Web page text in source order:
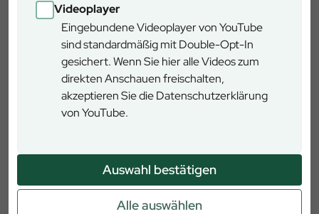
Videoplayer
Eingebundene Videoplayer von YouTube
sind standardmäßig mit Double-Opt-In
gesichert. Wenn Sie hier alle Videos zum
direkten Anschauen freischalten,
akzeptieren Sie die Datenschutzerklärung
von YouTube.
Auswahl bestätigen
Alle auswählen
2019
2. Platz für den Baumwipfelpfad Steigerwald